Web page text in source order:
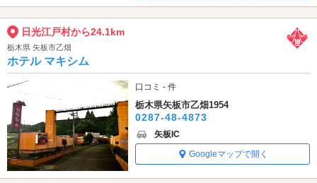
日光江戸村から24.1km
栃木県 矢板市乙畑
ホテル マキシム
口コミ - 件
栃木県矢板市乙畑1954
0287-48-4873
矢板IC
Googleマップで開く